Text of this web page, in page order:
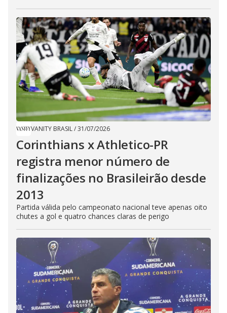
VANITY BRASIL/31/07/2026
Corinthians x Athletico-PR
registra menor número de
finalizações no Brasileirão desde
2013
Partida válida pelo campeonato nacional teve apenas oito
chutes a gol e quatro chances claras de perigo